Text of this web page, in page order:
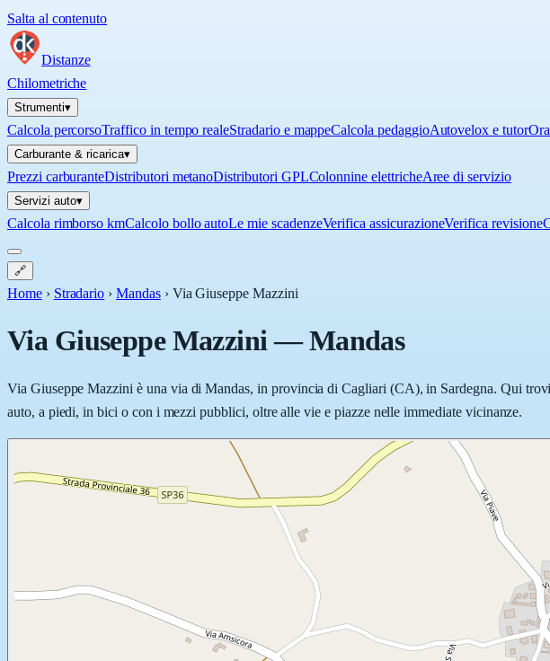
Salta al contenuto
Distanze
Chilometriche
Strumenti▾
Calcola percorsoTraffico in tempo realeStradario e mappeCalcola pedaggioAutovelox e tutor
Carburante & ricarica▾
Prezzi carburanteDistributori metanoDistributori GPLColonnine elettricheAree di servizio
Servizi auto▾
Calcola rimborso kmCalcolo bollo autoLe mie scadenzeVerifica assicurazioneVerifica revisione
🔗
Home › Stradario › Mandas › Via Giuseppe Mazzini
Via Giuseppe Mazzini—Mandas
Via Giuseppe Mazzini è una via di Mandas, in provincia di Cagliari (CA), in Sardegna. Qui
auto, a piedi, in bici o con i mezzi pubblici, oltre alle vie e piazze nelle immediate vicinanze.